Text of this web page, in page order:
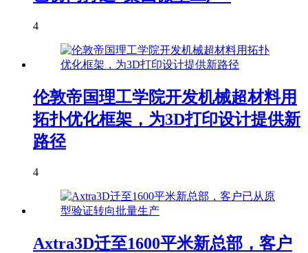
4
伦敦帝国理工学院开发机械超材料用
拓扑优化框架，为3D打印设计提供新
路径
4
Axtra3D迁至1600平米新总部，客户